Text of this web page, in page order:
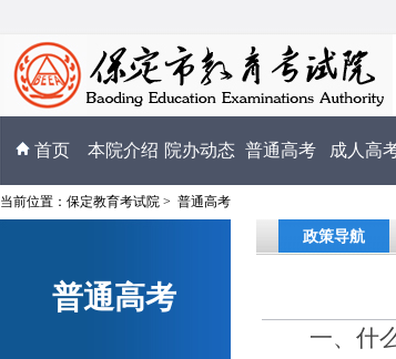
首页 本院介绍 院办动态 普通高考 成人高
当前位置： 保定教育考试院 > 普通高考
普通高考
政策导航
一、 什